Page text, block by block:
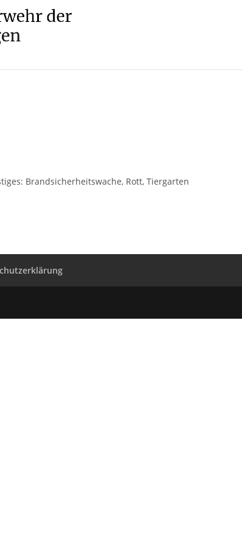
Brandsicherheitswache, Rott, Tiergarten